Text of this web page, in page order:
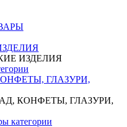
ИЗДЕЛИЯ
ГЛАЗУРИ,
КОНФЕТЫ, ГЛАЗУРИ,
категории